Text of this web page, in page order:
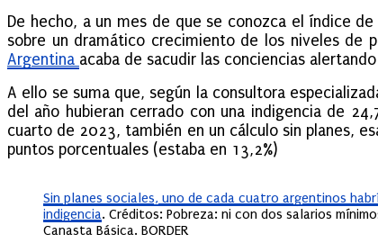
De hecho, a un mes de que se conozca el índice
sobre un dramático crecimiento de los niveles de
Argentina acaba de sacudir las conciencias
A ello se suma que, según la consultora
del año hubieran cerrado con una indigencia de
cuarto de 2023, también en un cálculo sin planes,
puntos porcentuales (estaba en 13,2%)
Sin planes sociales, uno de cada cuatro argentinos
indigencia. Créditos: Pobreza: ni con dos salarios
Canasta Básica. BORDER